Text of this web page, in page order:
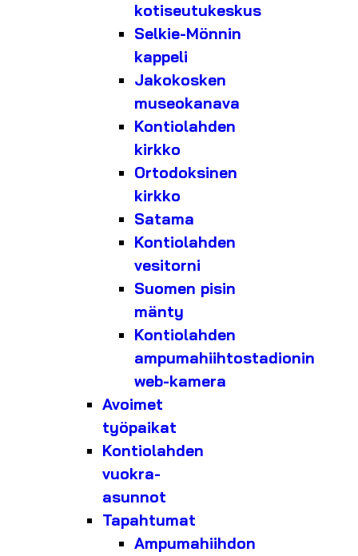
kotiseutukeskus
Selkie-Mönnin
kappeli
Jakokosken
museokanava
Kontiolahden
kirkko
Ortodoksinen
kirkko
Satama
Kontiolahden
vesitorni
Suomen pisin
mänty
Kontiolahden
ampumahiihtostadionin
web-kamera
Avoimet
työpaikat
Kontiolahden
vuokra-
asunnot
Tapahtumat
Ampumahiihdon